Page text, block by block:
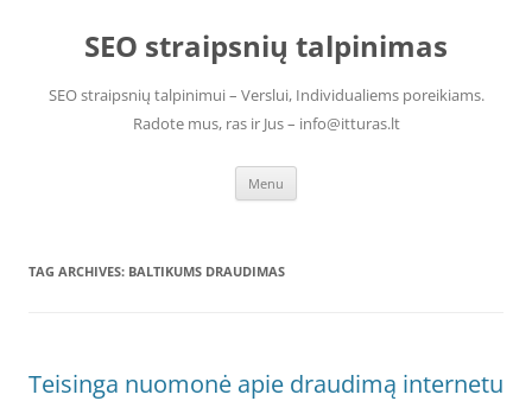
contentSEO straipsnių talpinimas
SEO straipsnių talpinimui – Verslui, Individualiems poreikiams.
Radote mus, ras ir Jus – info@itturas.lt
Menu
TAG ARCHIVES: BALTIKUMS DRAUDIMAS
Teisinga nuomonė apie draudimą internetu